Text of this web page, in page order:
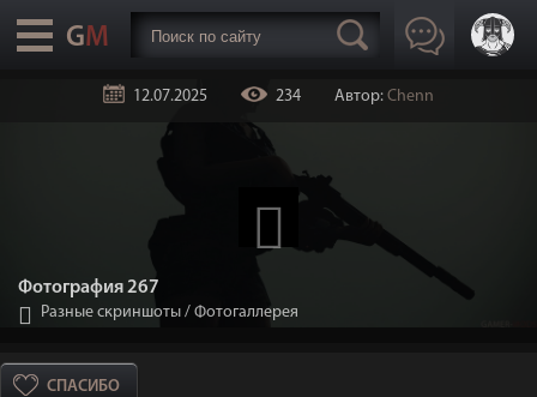
12.07.2025 234 Автор: Chenn
Фотография 267
Разные скриншоты / Фотогаллерея
СПАСИБО